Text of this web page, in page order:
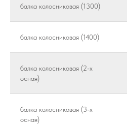
балка колосниковая (1300)
балка колосниковая (1400)
балка колосниковая (2-х
осная)
балка колосниковая (3-х
осная)